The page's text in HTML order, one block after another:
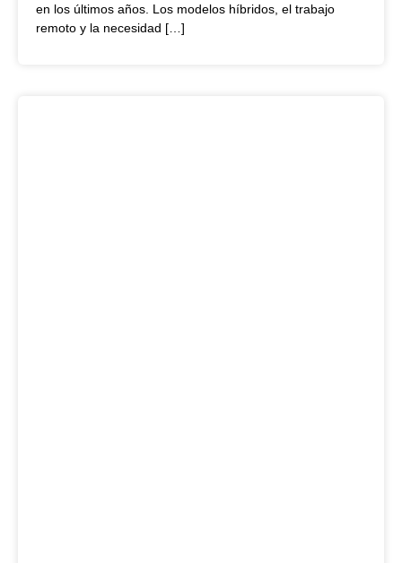
en los últimos años. Los modelos híbridos, el trabajo
remoto y la necesidad […]